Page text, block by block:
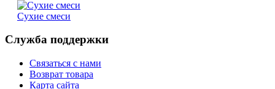
Сухие смеси
Служба поддержки
Связаться с нами
Возврат товара
Карта сайта